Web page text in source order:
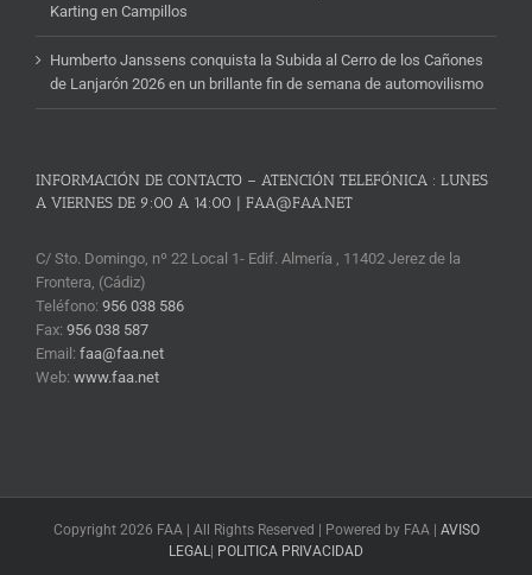
Karting en Campillos
Humberto Janssens conquista la Subida al Cerro de los Cañones
de Lanjarón 2026 en un brillante fin de semana de automovilismo
INFORMACIÓN DE CONTACTO – ATENCIÓN TELEFÓNICA : LUNES
A VIERNES DE 9:00 A 14:00 | FAA@FAA.NET
C/ Sto. Domingo, nº 22 Local 1- Edif. Almería , 11402 Jerez de la
Frontera, (Cádiz)
Teléfono: 956 038 586
Fax: 956 038 587
Email: faa@faa.net
Web: www.faa.net
Copyright 2026 FAA | All Rights Reserved | Powered by FAA | AVISO
LEGAL | POLITICA PRIVACIDAD